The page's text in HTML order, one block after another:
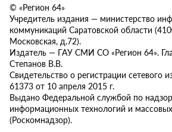
© «Регион 64»
Учредитель издания — министерство
коммуникаций Саратовской области
Московская, д.72).
Издатель — ГАУ СМИ СО «Регион 64».
Степанов В.В.
Свидетельство о регистрации
61373 от 10 апреля 2015 г.
Выдано Федеральной службой по
информационных технологий и
(Роскомнадзор).